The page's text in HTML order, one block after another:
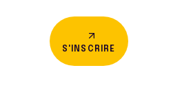
S'INSCRIRE